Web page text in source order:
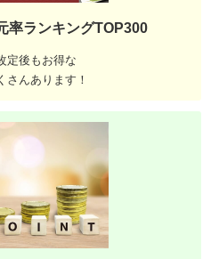
率ランキングTOP300
定後もお得な
さんあります！